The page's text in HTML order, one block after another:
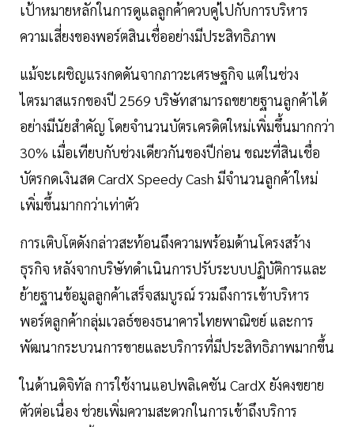
เป้าหมายหลักในการดูแลลูกค้าควบคู่ไปกับการบริหาร
ความเสี่ยงของพอร์ตสินเชื่ออย่างมีประสิทธิภาพ
แม้จะเผชิญแรงกดดันจากภาวะเศรษฐกิจ แต่ในช่วง
ไตรมาสแรกของปี 2569 บริษัทสามารถขยายฐานลูกค้าได้
อย่างมีนัยสำคัญ โดยจำนวนบัตรเครดิตใหม่เพิ่มขึ้นมากกว่า
30% เมื่อเทียบกับช่วงเดียวกันของปีก่อน ขณะที่สินเชื่อ
บัตรกดเงินสด CardX Speedy Cash มีจำนวนลูกค้าใหม่
เพิ่มขึ้นมากกว่าเท่าตัว
การเติบโตดังกล่าวสะท้อนถึงความพร้อมด้านโครงสร้าง
ธุรกิจ หลังจากบริษัทดำเนินการปรับระบบปฏิบัติการและ
ย้ายฐานข้อมูลลูกค้าเสร็จสมบูรณ์ รวมถึงการเข้าบริหาร
พอร์ตลูกค้ากลุ่มเวลธ์ของธนาคารไทยพาณิชย์ และการ
พัฒนากระบวนการขายและบริการที่มีประสิทธิภาพมากขึ้น
ในด้านดิจิทัล การใช้งานแอปพลิเคชัน CardX ยังคงขยาย
ตัวต่อเนื่อง ช่วยเพิ่มความสะดวกในการเข้าถึงบริการ